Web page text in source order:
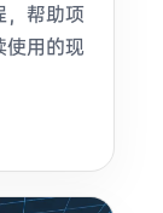
，帮助项
使用的现